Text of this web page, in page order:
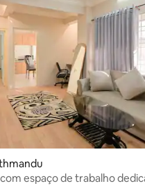
espaço de trabalho